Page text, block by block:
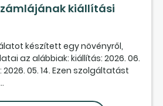
kiállítási
készített egy növényről,
az alábbiak: kiállítás: 2026. 06.
05. 14. Ezen szolgáltatást